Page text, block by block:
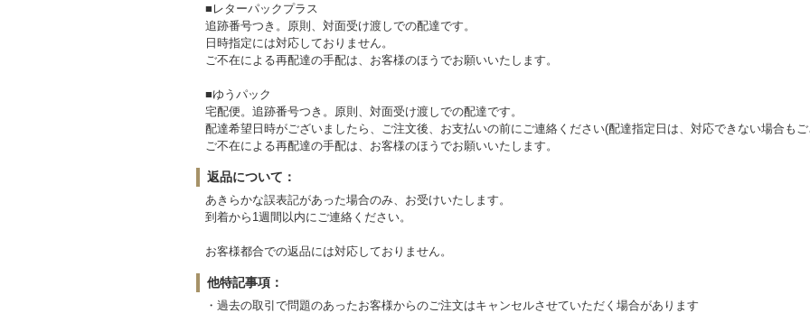
■レターパックプラス
追跡番号つき。原則、対面受け渡しでの配達です。
日時指定には対応しておりません。
ご不在による再配達の手配は、お客様のほうでお願いいたします。
■ゆうパック
宅配便。追跡番号つき。原則、対面受け渡しでの配達です。
配達希望日時がございましたら、ご注文後、お支払いの前にご連絡ください(配達指定日は、対応できない場合もご
ご不在による再配達の手配は、お客様のほうでお願いいたします。
返品について：
あきらかな誤表記があった場合のみ、お受けいたします。
到着から1週間以内にご連絡ください。
お客様都合での返品には対応しておりません。
他特記事項：
・過去の取引で問題のあったお客様からのご注文はキャンセルさせていただく場合があります